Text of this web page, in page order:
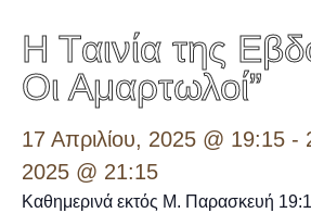
H Tαινία της
Οι Αμαρτωλοί”
17 Απριλίου, 2025 @ 19:15 -
2025 @ 21:15
Καθημερινά εκτός Μ. Παρασκευή